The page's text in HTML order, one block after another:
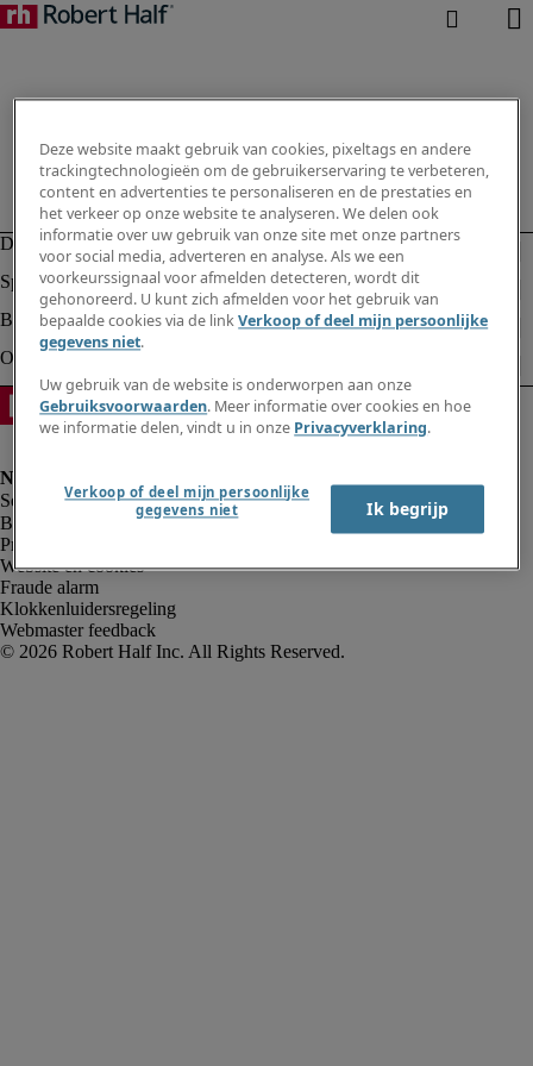
Bedrijfsinformatie
Privacyverklaring
Website en cookies
Fraude alarm
Klokkenluidersregeling
Webmaster feedback
Deze website maakt gebruik van cookies, pixeltags en andere
trackingtechnologieën om de gebruikerservaring te verbeteren,
content en advertenties te personaliseren en de prestaties en
het verkeer op onze website te analyseren. We delen ook
informatie over uw gebruik van onze site met onze partners
voor social media, adverteren en analyse. Als we een
voorkeurssignaal voor afmelden detecteren, wordt dit
gehonoreerd. U kunt zich afmelden voor het gebruik van
bepaalde cookies via de linkVerkoop of deel mijn persoonlijke
gegevens niet.
Uw gebruik van de website is onderworpen aan onze
Gebruiksvoorwaarden. Meer informatie over cookies en hoe
we informatie delen, vindt u in onze Privacyverklaring.
Verkoop of deel mijn persoonlijke
gegevens niet
Ik begrijp